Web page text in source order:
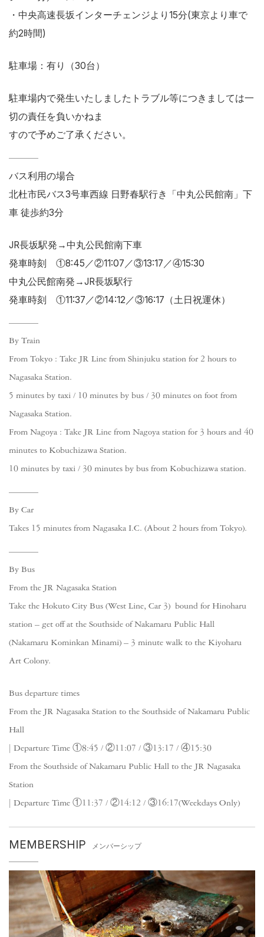
・中央高速長坂インターチェンジより15分(東京より車で
約2時間)
駐車場：有り（30台）
駐車場内で発生いたしましたトラブル等につきましては一
切の責任を負いかねま
すので予めご了承ください。
バス利用の場合
北杜市民バス3号車西線 日野春駅行き「中丸公民館南」下
車 徒歩約3分
JR長坂駅発→中丸公民館南下車
発車時刻 ①8:45／②11:07／③13:17／④15:30
中丸公民館南発→JR長坂駅行
発車時刻 ①11:37／②14:12／③16:17（土日祝運休）
By Train
From Tokyo : Take JR Line from Shinjuku station for 2 hours to
Nagasaka Station.
5 minutes by taxi / 10 minutes by bus / 30 minutes on foot from
Nagasaka Station.
From Nagoya : Take JR Line from Nagoya station for 3 hours and 40
minutes to Kobuchizawa Station.
10 minutes by taxi / 30 minutes by bus from Kobuchizawa station.
By Car
Takes 15 minutes from Nagasaka I.C. (About 2 hours from Tokyo).
By Bus
From the JR Nagasaka Station
Take the Hokuto City Bus (West Line, Car 3) bound for Hinoharu
station – get off at the Southside of Nakamaru Public Hall
(Nakamaru Kominkan Minami) – 3 minute walk to the Kiyoharu
Art Colony.
Bus departure times
From the JR Nagasaka Station to the Southside of Nakamaru Public
Hall
| Departure Time ①8:45 / ②11:07 / ③13:17 / ④15:30
From the Southside of Nakamaru Public Hall to the JR Nagasaka
Station
| Departure Time ①11:37 / ②14:12 / ③16:17(Weekdays Only)
MEMBERSHIP メンバーシップ